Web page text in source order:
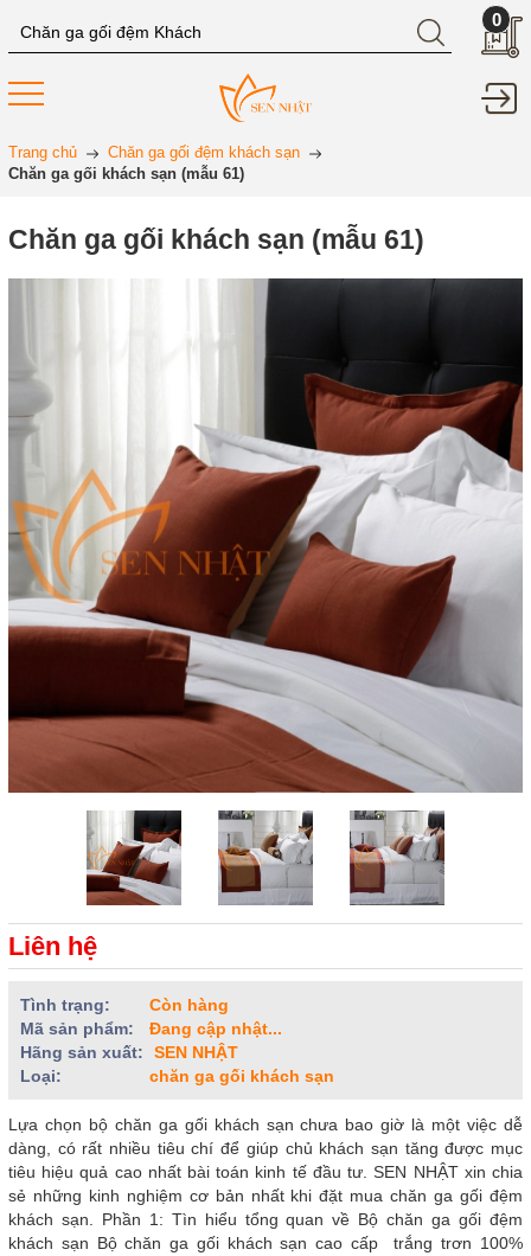
0
Trang chủ
Chăn ga gối đệm khách sạn
Chăn ga gối khách sạn (mẫu 61)
Chăn ga gối khách sạn (mẫu 61)
Liên hệ
Tình trạng:
Còn hàng
Mã sản phẩm:
Đang cập nhật...
Hãng sản xuất:
SEN NHẬT
Loại:
chăn ga gối khách sạn
Lựa chọn bộ chăn ga gối khách sạn chưa bao giờ là một việc dễ
dàng, có rất nhiều tiêu chí để giúp chủ khách sạn tăng được mục
tiêu hiệu quả cao nhất bài toán kinh tế đầu tư. SEN NHẬT xin chia
sẻ những kinh nghiệm cơ bản nhất khi đặt mua chăn ga gối đệm
khách sạn. Phần 1: Tìn hiểu tổng quan về Bộ chăn ga gối đệm
khách sạn Bộ chăn ga gối khách sạn cao cấp trắng trơn 100%